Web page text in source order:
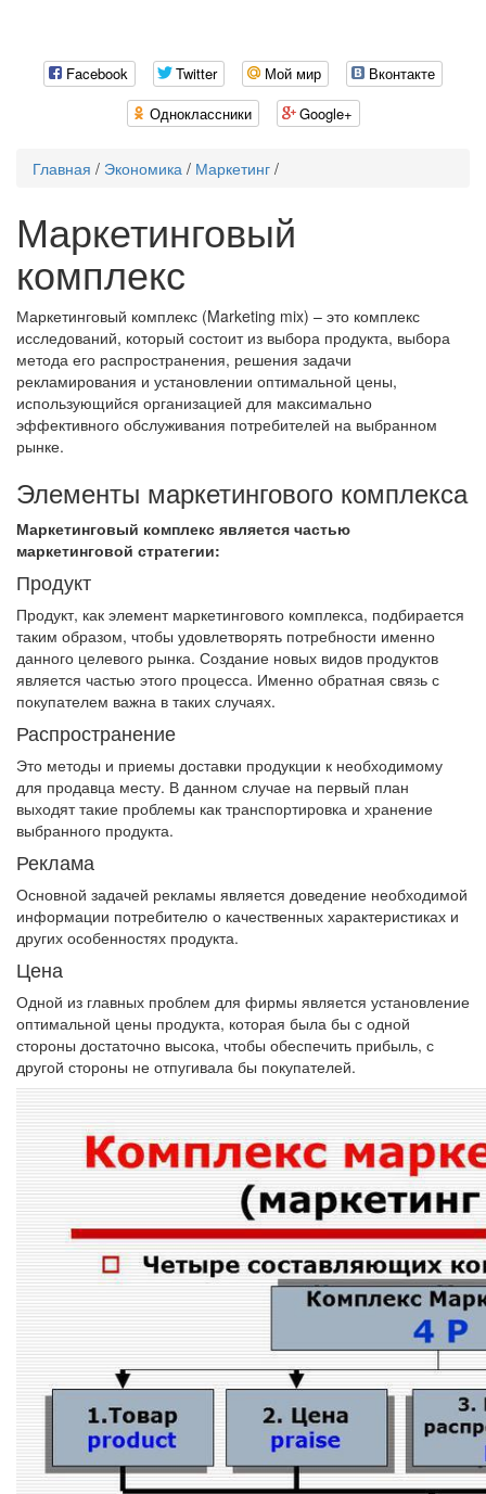
Facebook Twitter Мой мир
Вконтакте
Одноклассники
Google+
Главная / Экономика / Маркетинг /
Маркетинговый
комплекс
Маркетинговый комплекс (Marketing mix) – это комплекс
исследований, который состоит из выбора продукта, выбора
метода его распространения, решения задачи
рекламирования и установлении оптимальной цены,
использующийся организацией для максимально
эффективного обслуживания потребителей на выбранном
рынке.
Элементы маркетингового комплекса
Маркетинговый комплекс является частью
маркетинговой стратегии:
Продукт
Продукт, как элемент маркетингового комплекса, подбирается
таким образом, чтобы удовлетворять потребности именно
данного целевого рынка. Создание новых видов продуктов
является частью этого процесса. Именно обратная связь с
покупателем важна в таких случаях.
Распространение
Это методы и приемы доставки продукции к необходимому
для продавца месту. В данном случае на первый план
выходят такие проблемы как транспортировка и хранение
выбранного продукта.
Реклама
Основной задачей рекламы является доведение необходимой
информации потребителю о качественных характеристиках и
других особенностях продукта.
Цена
Одной из главных проблем для фирмы является установление
оптимальной цены продукта, которая была бы с одной
стороны достаточно высока, чтобы обеспечить прибыль, с
другой стороны не отпугивала бы покупателей.